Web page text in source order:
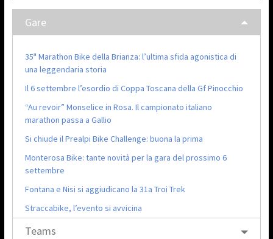
Gare
35ª Marathon Bike della Brianza: l’ultima sfida agonistica di
una leggendaria storia
Il 6 settembre l’esordio di Coppa Toscana della Gf Pinocchio
“Au revoir” Monselice in Rosa. Il campionato italiano
marathon passa a Gallio
Si chiude il Prealpi Bike Challenge: buona la prima
Monterosa Bike: tante novità per la gara del prossimo 6
settembre
Fontana e Nisi si aggiudicano la 31a Troi Trek
Straccabike, l’evento si avvicina
Teams